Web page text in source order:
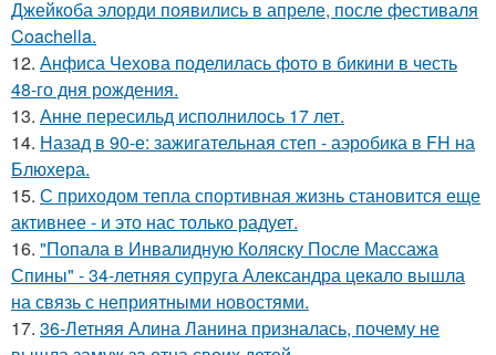
Джейкоба элорди появились в апреле, после фестиваля
Coachella.
12. Анфиса Чехова поделилась фото в бикини в честь
48-го дня рождения.
13. Анне пересильд исполнилось 17 лет.
14. Назад в 90-е: зажигательная степ - аэробика в FH на
Блюхера.
15. С приходом тепла спортивная жизнь становится еще
активнее - и это нас только радует.
16. "Попала в Инвалидную Коляску После Массажа
Спины" - 34-летняя супруга Александра цекало вышла
на связь с неприятными новостями.
17. 36-Летняя Алина Ланина призналась, почему не